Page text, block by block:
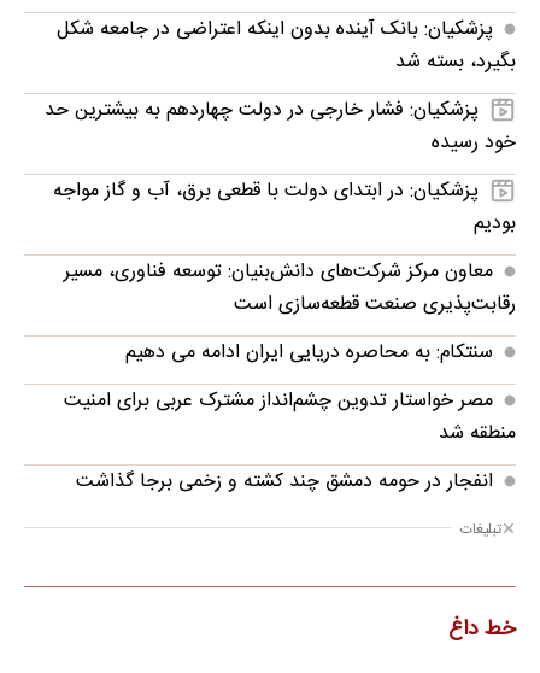
پزشکیان: بانک آینده بدون اینکه اعتراضی در جامعه شکل
بگیرد، بسته شد
پزشکیان: فشار خارجی در دولت چهاردهم به بیشترین حد
خود رسیده
پزشکیان: در ابتدای دولت با قطعی برق، آب و گاز مواجه
بودیم
معاون مرکز شرکت‌های دانش‌بنیان: توسعه فناوری، مسیر
رقابت‌پذیری صنعت قطعه‌سازی است
سنتکام: به محاصره دریایی ایران ادامه می دهیم
مصر خواستار تدوین چشم‌انداز مشترک عربی برای امنیت
منطقه شد
انفجار در حومه دمشق چند کشته و زخمی برجا گذاشت
تبلیغات
خط داغ